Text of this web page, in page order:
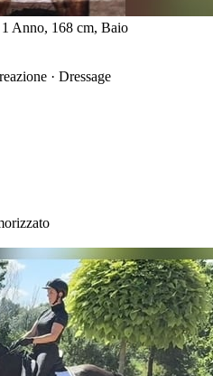
Anno, 168 cm, Baio
· Dressage